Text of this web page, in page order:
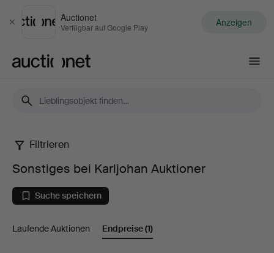
Schließen
Auctionet
Verfügbar auf Google Play Anzeigen
Sonstiges
bei
Karljohan
Auktioner
Filtrieren
Sonstiges bei Karljohan Auktioner
Suche speichern
Laufende Auktionen Endpreise(1)